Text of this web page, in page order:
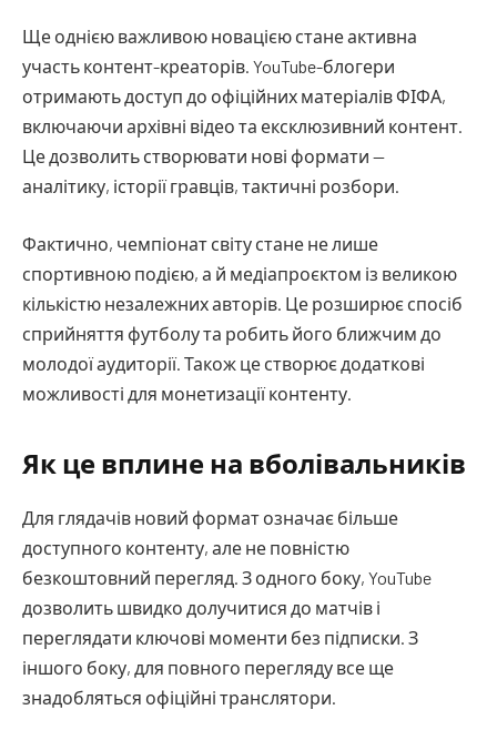
Ще однією важливою новацією стане активна
участь контент-креаторів. YouTube-блогери
отримають доступ до офіційних матеріалів ФІФА,
включаючи архівні відео та ексклюзивний контент.
Це дозволить створювати нові формати —
аналітику, історії гравців, тактичні розбори.
Фактично, чемпіонат світу стане не лише
спортивною подією, а й медіапроєктом із великою
кількістю незалежних авторів. Це розширює спосіб
сприйняття футболу та робить його ближчим до
молодої аудиторії. Також це створює додаткові
можливості для монетизації контенту.
Як це вплине на вболівальників
Для глядачів новий формат означає більше
доступного контенту, але не повністю
безкоштовний перегляд. З одного боку, YouTube
дозволить швидко долучитися до матчів і
переглядати ключові моменти без підписки. З
іншого боку, для повного перегляду все ще
знадобляться офіційні транслятори.